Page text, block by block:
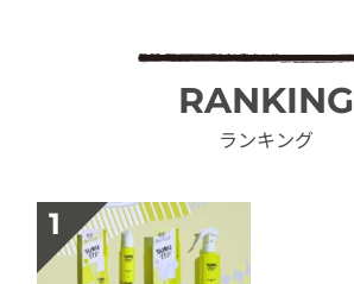
RANKING
ランキング